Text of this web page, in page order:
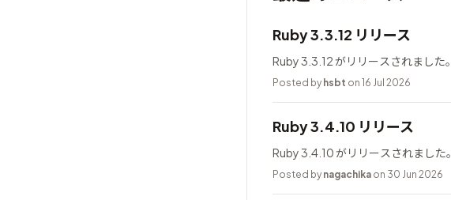
Ruby 3.3.12 リリース
Ruby 3.3.12 がリリースされました。
Posted by hsbt on 16 Jul 2026
Ruby 3.4.10 リリース
Ruby 3.4.10 がリリースされました。
Posted by nagachika on 30 Jun 2026